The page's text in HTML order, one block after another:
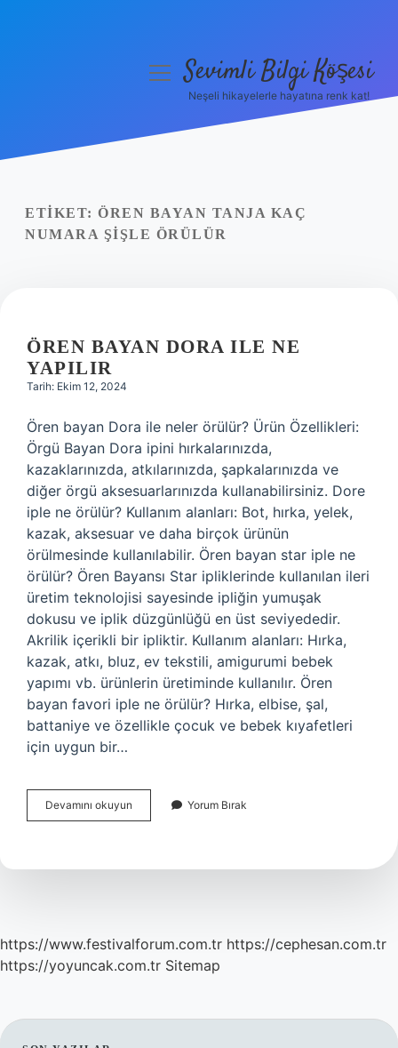
Yasal Uyarı
menüyüSevimli Bilgi Köşesi
Neşeli hikayelerle hayatına renk kat!
ETIKET: ÖREN BAYAN TANJA KAÇ
NUMARA ŞIŞLE ÖRÜLÜR
ÖREN BAYAN DORA ILE NE
YAPILIR
Tarih: Ekim 12, 2024
Ören bayan Dora ile neler örülür? Ürün Özellikleri:
Örgü Bayan Dora ipini hırkalarınızda,
kazaklarınızda, atkılarınızda, şapkalarınızda ve
diğer örgü aksesuarlarınızda kullanabilirsiniz. Dore
iple ne örülür? Kullanım alanları: Bot, hırka, yelek,
kazak, aksesuar ve daha birçok ürünün
örülmesinde kullanılabilir. Ören bayan star iple ne
örülür? Ören Bayansı Star ipliklerinde kullanılan ileri
üretim teknolojisi sayesinde ipliğin yumuşak
dokusu ve iplik düzgünlüğü en üst seviyededir.
Akrilik içerikli bir ipliktir. Kullanım alanları: Hırka,
kazak, atkı, bluz, ev tekstili, amigurumi bebek
yapımı vb. ürünlerin üretiminde kullanılır. Ören
bayan favori iple ne örülür? Hırka, elbise, şal,
battaniye ve özellikle çocuk ve bebek kıyafetleri
için uygun bir…
Devamını okuyun
Bayan
Ne
Yorum Bırak
https://www.festivalforum.com.tr https://cephesan.com.tr
https://yoyuncak.com.tr Sitemap